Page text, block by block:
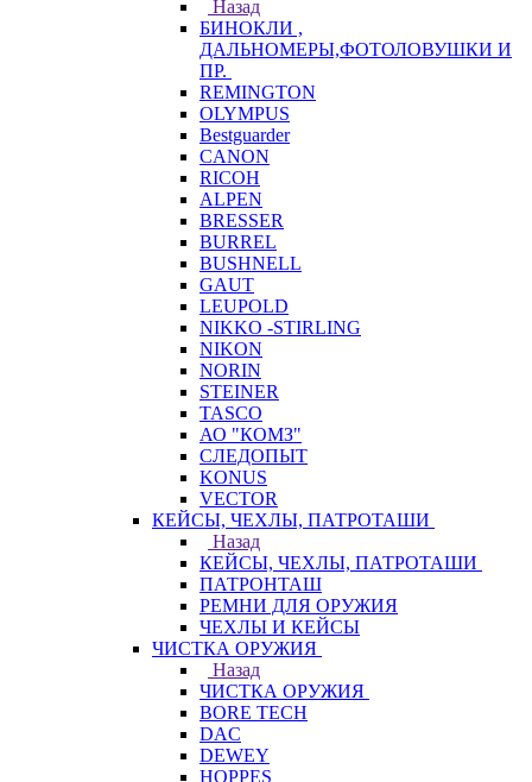
Назад
БИНОКЛИ ,
ДАЛЬНОМЕРЫ,ФОТОЛОВУШКИ И
ПР.
REMINGTON
OLYMPUS
Bestguarder
CANON
RICOH
ALPEN
BRESSER
BURREL
BUSHNELL
GAUT
LEUPOLD
NIKKO -STIRLING
NIKON
NORIN
STEINER
TASCO
АО "КОМЗ"
СЛЕДОПЫТ
KONUS
VECTOR
КЕЙСЫ, ЧЕХЛЫ, ПАТРОТАШИ
Назад
КЕЙСЫ, ЧЕХЛЫ, ПАТРОТАШИ
ПАТРОНТАШ
РЕМНИ ДЛЯ ОРУЖИЯ
ЧЕХЛЫ И КЕЙСЫ
ЧИСТКА ОРУЖИЯ
Назад
ЧИСТКА ОРУЖИЯ
BORE TECH
DAC
DEWEY
HOPPES